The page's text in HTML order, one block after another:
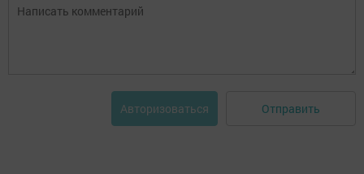
Авторизоваться Отправить